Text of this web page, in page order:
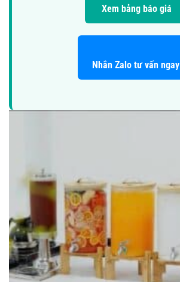
Xem bảng báo giá
Nhắn Zalo tư vấn ngay